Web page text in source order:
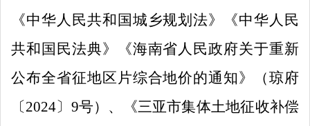
《中华人民共和国城乡规划法》
《中华人民
共和国 民法典》
《海南省人民政府关于重新
公布全省征地区片综合地价的通知》（琼府
〔2024〕 9号） 、
《三亚市集体土地征收补偿